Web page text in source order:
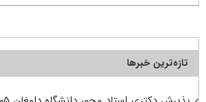
تازه‌ترین خبرها